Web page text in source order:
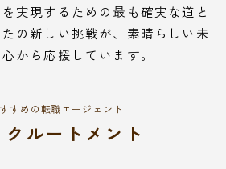
実現するための最も確実な道と
の新しい挑戦が、素晴らしい未
から応援しています。
すめの転職エージェント
ルートメント